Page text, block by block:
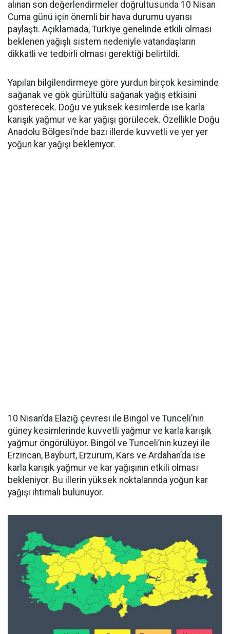
alınan son değerlendirmeler doğrultusunda 10 Nisan
Cuma günü için önemli bir hava durumu uyarısı
paylaştı. Açıklamada, Türkiye genelinde etkili olması
beklenen yağışlı sistem nedeniyle vatandaşların
dikkatli ve tedbirli olması gerektiği belirtildi.
Yapılan bilgilendirmeye göre yurdun birçok kesiminde
sağanak ve gök gürültülü sağanak yağış etkisini
gösterecek. Doğu ve yüksek kesimlerde ise karla
karışık yağmur ve kar yağışı görülecek. Özellikle Doğu
Anadolu Bölgesi’nde bazı illerde kuvvetli ve yer yer
yoğun kar yağışı bekleniyor.
10 Nisan’da Elazığ çevresi ile Bingöl ve Tunceli’nin
güney kesimlerinde kuvvetli yağmur ve karla karışık
yağmur öngörülüyor. Bingöl ve Tunceli’nin kuzeyi ile
Erzincan, Bayburt, Erzurum, Kars ve Ardahan’da ise
karla karışık yağmur ve kar yağışının etkili olması
bekleniyor. Bu illerin yüksek noktalarında yoğun kar
yağışı ihtimali bulunuyor.